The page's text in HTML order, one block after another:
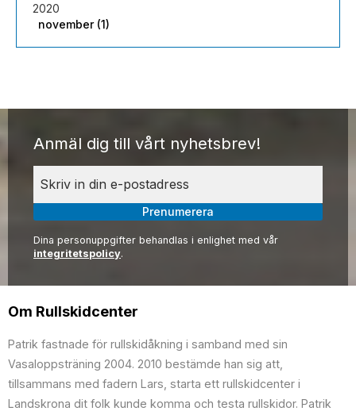
2020
november (1)
Anmäl dig till vårt nyhetsbrev!
Prenumerera
Dina personuppgifter behandlas i enlighet med vår
integritetspolicy.
Om Rullskidcenter
Patrik fastnade för rullskidåkning i samband med sin
Vasaloppsträning 2004. 2010 bestämde han sig att,
tillsammans med fadern Lars, starta ett rullskidcenter i
Landskrona dit folk kunde komma och testa rullskidor. Patrik